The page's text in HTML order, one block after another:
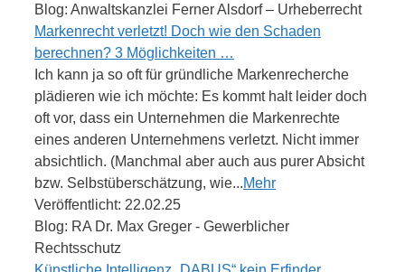
Blog: Anwaltskanzlei Ferner Alsdorf – Urheberrecht
Markenrecht verletzt! Doch wie den Schaden
berechnen? 3 Möglichkeiten …
Ich kann ja so oft für gründliche Markenrecherche
plädieren wie ich möchte: Es kommt halt leider doch
oft vor, dass ein Unternehmen die Markenrechte
eines anderen Unternehmens verletzt. Nicht immer
absichtlich. (Manchmal aber auch aus purer Absicht
bzw. Selbstüberschätzung, wie...Mehr
Veröffentlicht: 22.02.25
Blog: RA Dr. Max Greger - Gewerblicher
Rechtsschutz